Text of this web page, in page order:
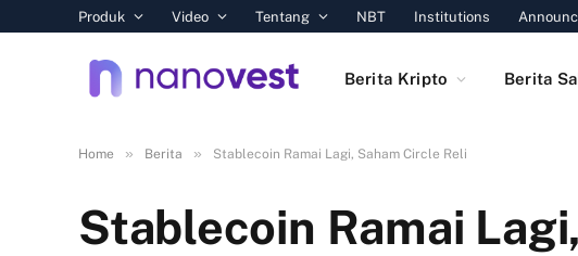
Produk Video Tentang NBT Institutions
Berita Kripto Berita
Home » Berita » Stablecoin Ramai Lagi, Saham Circle Reli
Stablecoin Ramai